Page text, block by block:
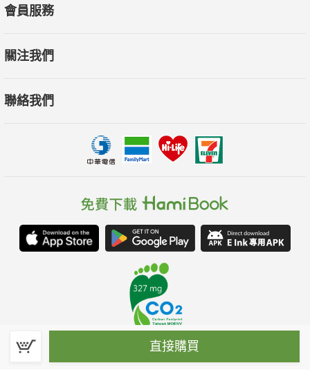
直接購買
會員服務
關注我們
聯絡我們